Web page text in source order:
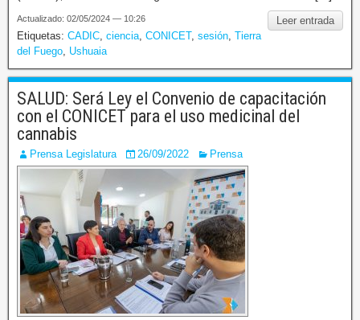
Leer entrada
Actualizado: 02/05/2024 — 10:26
Etiquetas: CADIC ciencia CONICET, sesión Tierra
del Fuego Ushuaia
SALUD: Será Ley el Convenio de capacitación
con el CONICET para el uso medicinal del
cannabis
Prensa Legislatura 26/09/2022 Prensa